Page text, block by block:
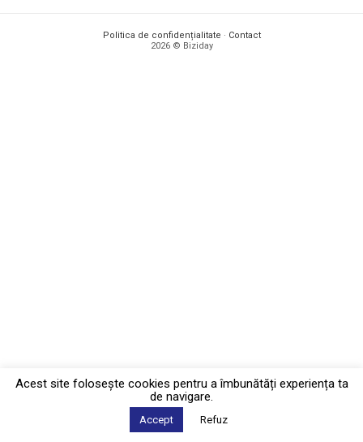
Politica de confidențialitate · Contact
2026 © Biziday
Acest site foloseşte cookies pentru a îmbunătăți experiența ta
de navigare.
Accept Refuz